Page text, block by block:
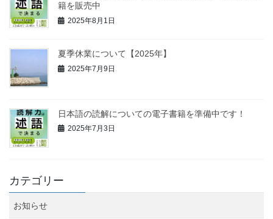
籍を販売中
2025年8月1日
夏季休業について【2025年】
2025年7月9日
日本語の読解についての電子書籍を準備中です！
2025年7月3日
カテゴリー
お知らせ